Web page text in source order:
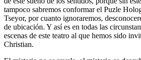
tampoco sabremos conformar el Puzle
Tseyor, por cuanto ignoraremos,
de ubicación. Y así es en todas las
escenas de este teatro al que hemos sido
Christian.